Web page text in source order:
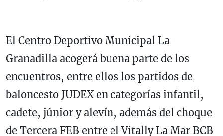
El Centro Deportivo Municipal La
Granadilla acogerá buena parte de los
encuentros, entre ellos los partidos de
baloncesto JUDEX en categorías infantil,
cadete, júnior y alevín, además del choque
de Tercera FEB entre el Vitally La Mar BCB